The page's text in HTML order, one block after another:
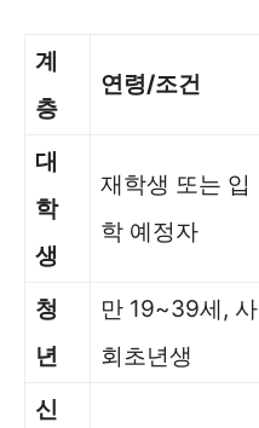
계
층
연령/조건
대
학
생
재학생 또는 입
학 예정자
청
년
만 19~39세, 사
회초년생
신